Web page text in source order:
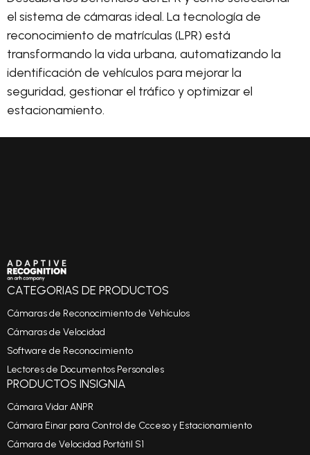
el sistema de cámaras ideal. La tecnología de
reconocimiento de matrículas (LPR) está
transformando la vida urbana, automatizando la
identificación de vehículos para mejorar la
seguridad, gestionar el tráfico y optimizar el
estacionamiento.
CATEGORIAS DE PRODUCTOS
Cámaras de Reconocimiento de Vehículos
Cámaras de Velocidad
Software de Reconocimiento
Lectores de Documentos Personales
PRODUCTOS INSIGNIA
Cámara Vidar ANPR
Cámara Einar para Control de Ccceso y Estacionamiento
Cámara de Velocidad Portátil S1